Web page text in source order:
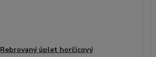
Rebrovaný úplet horčicový